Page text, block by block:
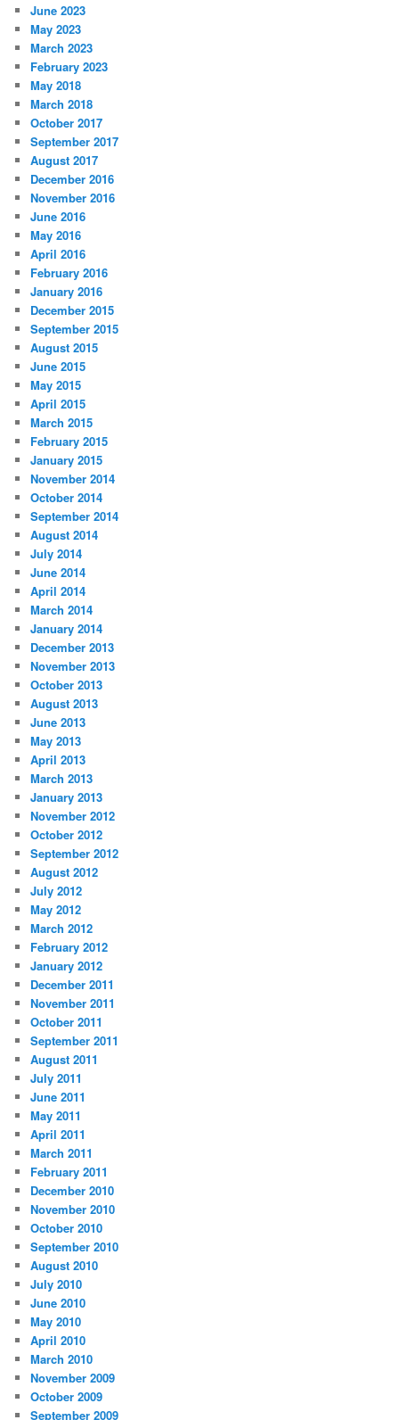
June 2023
May 2023
March 2023
February 2023
May 2018
March 2018
October 2017
September 2017
August 2017
December 2016
November 2016
June 2016
May 2016
April 2016
February 2016
January 2016
December 2015
September 2015
August 2015
June 2015
May 2015
April 2015
March 2015
February 2015
January 2015
November 2014
October 2014
September 2014
August 2014
July 2014
June 2014
April 2014
March 2014
January 2014
December 2013
November 2013
October 2013
August 2013
June 2013
May 2013
April 2013
March 2013
January 2013
November 2012
October 2012
September 2012
August 2012
July 2012
May 2012
March 2012
February 2012
January 2012
December 2011
November 2011
October 2011
September 2011
August 2011
July 2011
June 2011
May 2011
April 2011
March 2011
February 2011
December 2010
November 2010
October 2010
September 2010
August 2010
July 2010
June 2010
May 2010
April 2010
March 2010
November 2009
October 2009
September 2009